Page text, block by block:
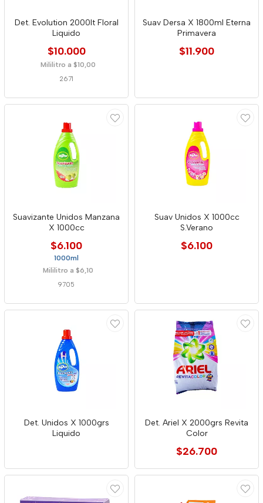
Det. Evolution 2000lt Floral
Liquido
$10.000
Mililitro a $10,00
2671
Suav Dersa X 1800ml Eterna
Primavera
$11.900
Suavizante Unidos Manzana
X 1000cc
$6.100
1000ml
Mililitro a $6,10
9705
Suav Unidos X 1000cc
S.Verano
$6.100
Det. Unidos X 1000grs
Liquido
Det. Ariel X 2000grs Revita
Color
$26.700